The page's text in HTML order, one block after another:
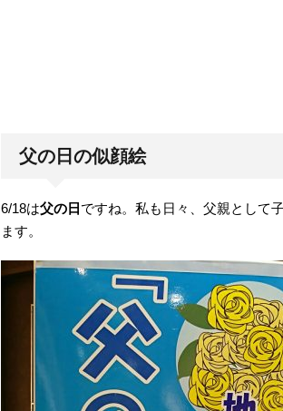
父の日の似顔絵
6/18は父の日 ですね。私も日々、父親として
ます。